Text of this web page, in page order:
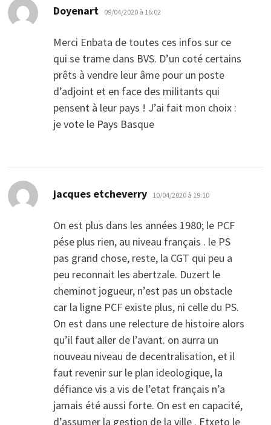
Doyenart dit :
09/04/2020 à 16:02
Merci Enbata de toutes ces infos sur ce
qui se trame dans BVS. D’un coté certains
prêts à vendre leur âme pour un poste
d’adjoint et en face des militants qui
pensent à leur pays ! J’ai fait mon choix :
je vote le Pays Basque
jacques etcheverry dit :
10/04/2020 à 19:10
On est plus dans les années 1980; le PCF
pése plus rien, au niveau français . le PS
pas grand chose, reste, la CGT qui peu a
peu reconnait les abertzale. Duzert le
cheminot jogueur, n’est pas un obstacle
car la ligne PCF existe plus, ni celle du PS.
On est dans une relecture de histoire alors
qu’il faut aller de l’avant. on aurra un
nouveau niveau de decentralisation, et il
faut revenir sur le plan ideologique, la
défiance vis a vis de l’etat français n’a
jamais été aussi forte. On est en capacité,
d’assumer la gestion de la ville . Etxeto le